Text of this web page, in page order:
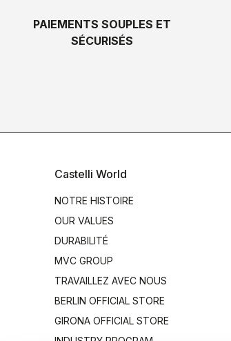
PAIEMENTS SOUPLES ET
SÉCURISÉS
Castelli World
NOTRE HISTOIRE
OUR VALUES
DURABILITÉ
MVC GROUP
TRAVAILLEZ AVEC NOUS
BERLIN OFFICIAL STORE
GIRONA OFFICIAL STORE